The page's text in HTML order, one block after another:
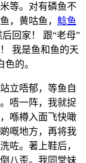
等。对有磷鱼不
，黄咕鱼， 鲶鱼
回家！ 跟“老母”
我是鱼和鱼的天
的。
立唔郁，等鱼自
唔一阵，我就捉
喺樽入面飞快噉
嘅地方，再将我
咗。著上鞋后，
八歪。我同堂妹